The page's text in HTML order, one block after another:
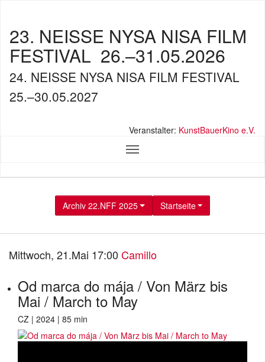
23. NEISSE NYSA NISA FILM
FESTIVAL 26.–31.05.2026
24. NEISSE NYSA NISA FILM FESTIVAL
25.–30.05.2027
Veranstalter: KunstBauerKino e.V.
Archiv 22.NFF 2025 Startseite
Mittwoch, 21.Mai 17:00 Camillo
Od marca do mája / Von März bis
Mai / March to May
CZ | 2024 | 85 min